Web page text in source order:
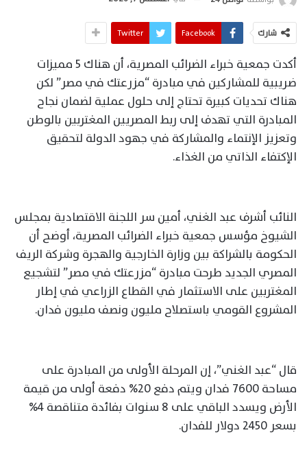
شارك Facebook
Twitter
أكدت جمعية خبراء الضرائب المصرية، أن هناك 5 مميزات
ضريبية للمشاركين في مبادرة “مزرعتك في مصر” لكن
هناك تحديات كبيرة تحتاج إلى حلول عملية لضمان نجاح
المبادرة التي تهدف إلى ربط المصريين المغتربين بالوطن
وتعزيز الإنتماء والمشاركة في جهود الدولة لتحقيق
الإكتفاء الذاتي من الغذاء.
النائب أشرف عبد الغني، أمين سر اللجنة الاقتصادية بمجلس
الشيوخ مؤسس جمعية خبراء الضرائب المصرية، أوضح أن
الحكومة بالشراكة بين وزارة الخارجية والهجرة وشركة الريف
المصري الجديد طرحت مبادرة “مزرعتك في مصر” لتشجيع
المغتربين على الاستثمار في القطاع الزراعي في إطار
المشروع القومي باستصلاح مليون ونصف مليون فدان.
قال “عبد الغني”، إن المرحلة الأولى من المبادرة على
مساحة 7600 فدان ويتم دفع 20% دفعة أولى من قيمة
الأرض ويسدد الباقي على 8 سنوات بفائدة متناقصة 4%
بسعر 2450 دولار للفدان.